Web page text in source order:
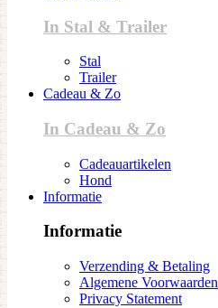
In Stal & Trailer
Stal
Trailer
Cadeau & Zo
In Cadeau & Zo
Cadeauartikelen
Hond
Informatie
Informatie
Verzending & Betaling
Algemene Voorwaarden
Privacy Statement